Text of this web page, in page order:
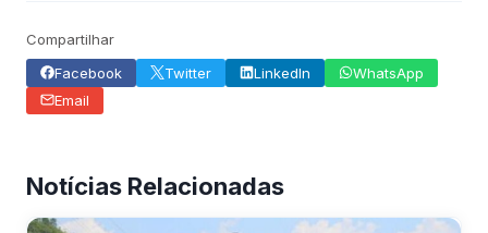
Compartilhar
Facebook
Twitter LinkedIn
WhatsApp
Email
Notícias Relacionadas